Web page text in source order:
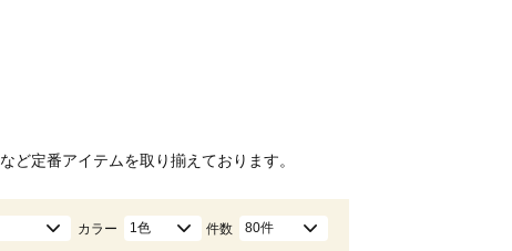
など定番アイテムを取り揃えております。
カラー 1色 件数 80件